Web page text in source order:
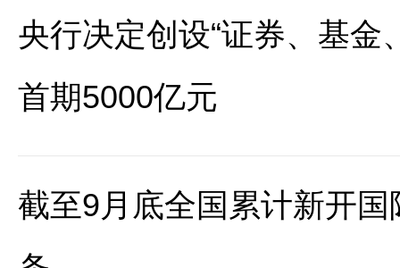
央行决定创设“证券、基金
首期5000亿元
截至9月底全国累计新开